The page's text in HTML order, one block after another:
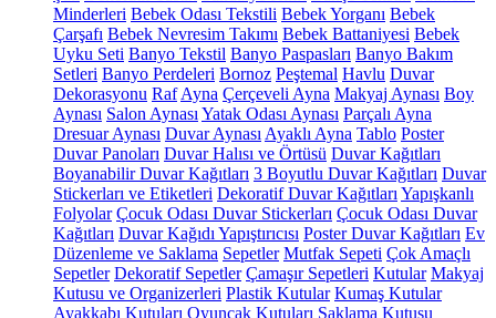
Minderleri Bebek Odası Tekstili Bebek Yorganı Bebek
Çarşafı Bebek Nevresim Takımı Bebek Battaniyesi Bebek
Uyku Seti Banyo Tekstil Banyo Paspasları Banyo Bakım
Setleri Banyo Perdeleri Bornoz Peştemal Havlu Duvar
Dekorasyonu Raf Ayna Çerçeveli Ayna Makyaj Aynası Boy
Aynası Salon Aynası Yatak Odası Aynası Parçalı Ayna
Dresuar Aynası Duvar Aynası Ayaklı Ayna Tablo Poster
Duvar Panoları Duvar Halısı ve Örtüsü Duvar Kağıtları
Boyanabilir Duvar Kağıtları 3 Boyutlu Duvar Kağıtları Duvar
Stickerları ve Etiketleri Dekoratif Duvar Kağıtları Yapışkanlı
Folyolar Çocuk Odası Duvar Stickerları Çocuk Odası Duvar
Kağıtları Duvar Kağıdı Yapıştırıcısı Poster Duvar Kağıtları Ev
Düzenleme ve Saklama Sepetler Mutfak Sepeti Çok Amaçlı
Sepetler Dekoratif Sepetler Çamaşır Sepetleri Kutular Makyaj
Kutusu ve Organizerleri Plastik Kutular Kumaş Kutular
Ayakkabı Kutuları Oyuncak Kutuları Saklama Kutusu